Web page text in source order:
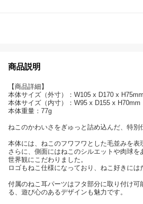
商品説明
【商品詳細】
本体サイズ（外寸）：W105 x D170 x H75mm
本体サイズ（内寸）：W95 x D155 x H70mm
本体重量：77g
ねこのかわいさをぎゅっと詰め込んだ、特別
本体には、ねこのフワフワとした毛並みを表
さらに、側面にはねこのシルエットや肉球
世界観にこだわりました。
ロゴもねこ仕様になっており、ねこ好きには
付属のねこ耳パーツはフタ部分に取り付け可
る、遊び心のあるデザインも魅力です。